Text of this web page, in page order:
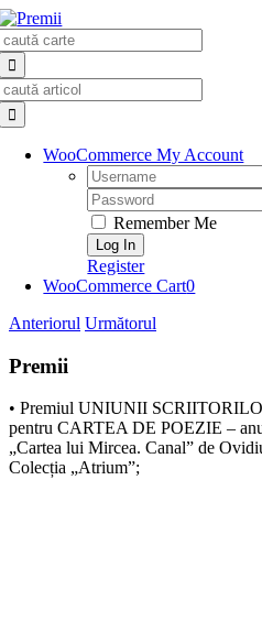
Skip
to
content
WooCommerce My Account
Username:
Password:
Remember Me
Register
WooCommerce Cart0
Anteriorul Următorul
Premii
• Premiul UNIUNII
pentru CARTEA DE POEZIE –
„Cartea lui Mircea. Canal” de
Colecția „Atrium”;